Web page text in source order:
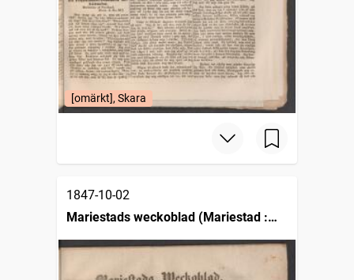
[omärkt], Skara
1847-10-02
Mariestads weckoblad (Mariestad :